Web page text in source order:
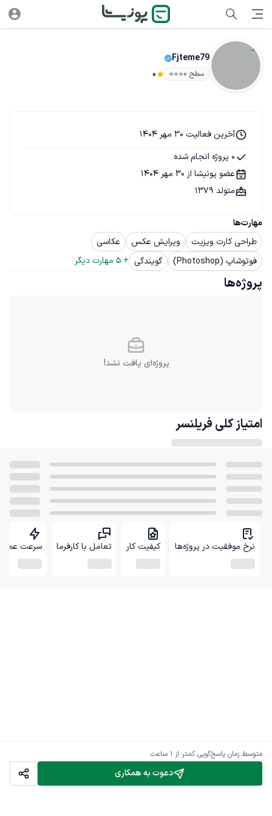
Fjteme79
سطح ۰ 0
دعوت به همکاری
متوسط زمان پاسخ‌گویی کمتر از 1 ساعت
مهارت‌ها
طراحی کارت ویزیت
ویرایش عکس
عکاسی
فوتوشاپ (Photoshop)
گویندگی +
5 مهارت دیگر
آخرین فعالیت 30 مهر 1404
0 پروژه انجام شده
عضو پونیشا از 30 مهر 1404
متولد 1379
پروژه‌ها
پروژه‌ای یافت نشد!
امتیاز کلی فریلنسر
نرخ موفقیت در پروژه‌ها کیفیت کار تعامل با کارفرما سرعت عمل